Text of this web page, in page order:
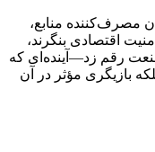
مصرف‌کننده منابع،
اقتصادی بنگرند،
رقم زد—آینده‌ای که
بازیگری مؤثر در آن